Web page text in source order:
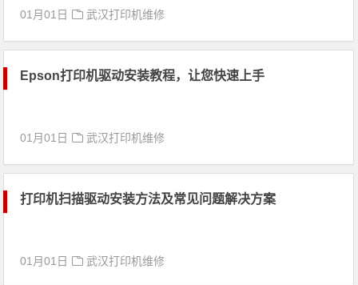
01月01日 武汉打印机维修
Epson打印机驱动安装教程，让您快速上手
01月01日 武汉打印机维修
打印机扫描驱动安装方法及常见问题解决方案
01月01日 武汉打印机维修